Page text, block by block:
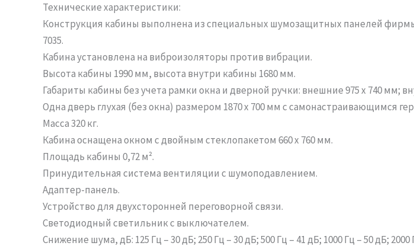
Технические характеристики:
Конструкция кабины выполнена из специальных шумозащитных панелей
7035.
Кабина установлена на виброизоляторы против вибрации.
Высота кабины 1990 мм, высота внутри кабины 1680 мм.
Габариты кабины без учета рамки окна и дверной ручки: внешние 975 х 740 мм;
Одна дверь глухая (без окна) размером 1870 х 700 мм с самонастраивающимся
Масса 320 кг.
Кабина оснащена окном с двойным стеклопакетом 660 х 760 мм.
Площадь кабины 0,72 м².
Принудительная система вентиляции с шумоподавлением.
Адаптер-панель.
Устройство для двухсторонней переговорной связи.
Светодиодный светильник с выключателем.
Снижение шума, дБ: 125 Гц – 30 дБ; 250 Гц – 30 дБ; 500 Гц – 41 дБ; 1000 Гц – 50 дБ; 2000